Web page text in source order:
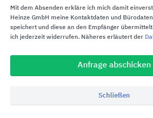
Produktentwicklung langfristig zu
Verwendung von recycelten
Materialien bei der Herstellung.
Abfallstoffe werden
Mit dem Absenden erkläre ich mich damit
Heinze GmbH meine Kontaktdaten und
speichert und diese an den Empfänger
ich jederzeit widerrufen. Näheres erläutert der
Anfrage abschicken
Schließen